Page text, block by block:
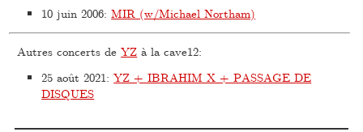
10 juin 2006:MIR (w/Michael Northam)
Autres concerts deYZ à la cave12:
25 août 2021:YZ + IBRAHIM X + PASSAGE DE
DISQUES